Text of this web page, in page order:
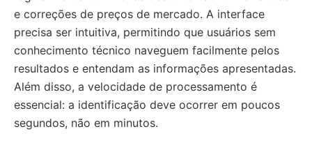
e correções de preços de mercado. A interface
precisa ser intuitiva, permitindo que usuários sem
conhecimento técnico naveguem facilmente pelos
resultados e entendam as informações apresentadas.
Além disso, a velocidade de processamento é
essencial: a identificação deve ocorrer em poucos
segundos, não em minutos.